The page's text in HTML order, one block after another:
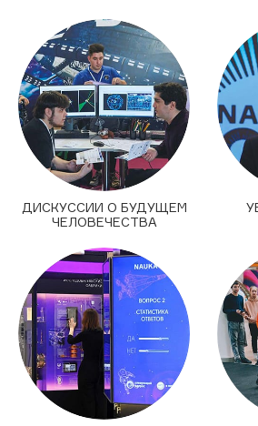
ДИСКУССИИ О БУДУЩЕМ
ЧЕЛОВЕЧЕСТВА